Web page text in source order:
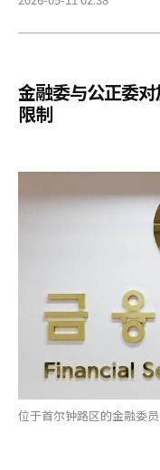
金融委与公正委
限制
位于首尔钟路区的金融委